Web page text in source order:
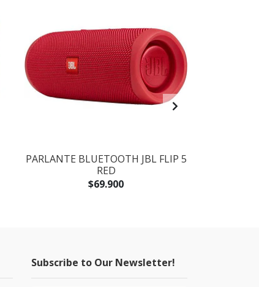
PARLANTE BLUETOOTH JBL FLIP 5
RED
$69.900
Subscribe to Our Newsletter!